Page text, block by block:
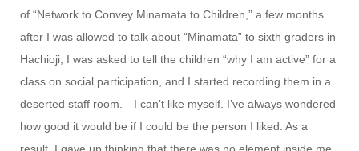
of “Network to Convey Minamata to Children,” a few months
after I was allowed to talk about “Minamata” to sixth graders in
Hachioji, I was asked to tell the children “why I am active” for a
class on social participation, and I started recording them in a
deserted staff room. I can’t like myself. I’ve always wondered
how good it would be if I could be the person I liked. As a